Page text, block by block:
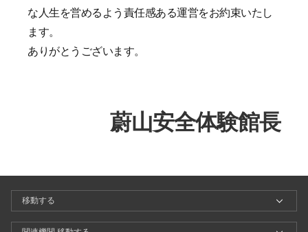
な人生を営めるよう責任感ある運営をお約束いたし
ます。
ありがとうございます。
蔚山安全体験館長